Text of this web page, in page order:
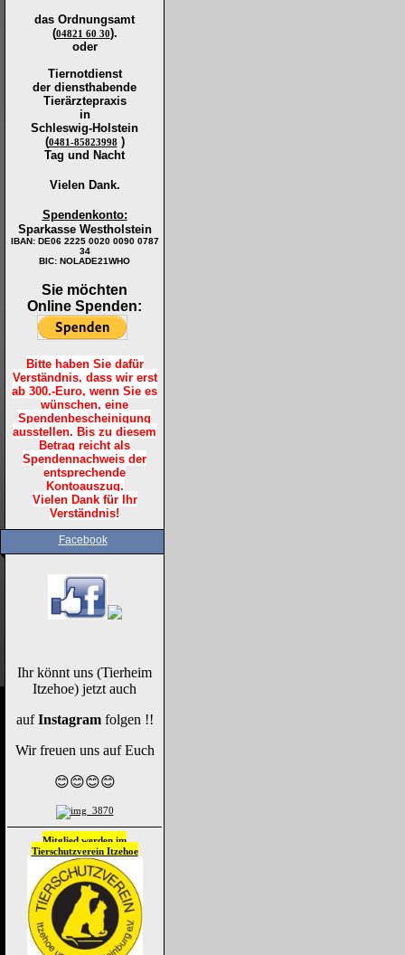
das Ordnungsamt
(04821 60 30).
oder
Tiernotdienst
der diensthabende
Tierärztepraxis
in
Schleswig-Holstein
(0481-85823998 )
Tag und Nacht
Vielen Dank.
Spendenkonto:
Sparkasse Westholstein
IBAN: DE06 2225 0020 0090 0787
34
BIC: NOLADE21WHO
Sie möchten
Online Spenden:
Bitte haben Sie dafür
Verständnis, dass wir erst
ab 300.-Euro, wenn Sie es
wünschen, eine
Spendenbescheinigung
ausstellen. Bis zu diesem
Betrag reicht als
Spendennachweis der
entsprechende
Kontoauszug.
Vielen Dank für Ihr
Verständnis!
Facebook
Ihr könnt uns (Tierheim
Itzehoe) jetzt auch
aufInstagramfolgen !!
Wir freuen uns auf Euch
😊😊😊😊
Mitglied werden im
Tierschutzverein Itzehoe